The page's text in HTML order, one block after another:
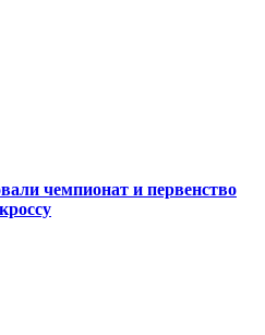
чемпионат и первенство